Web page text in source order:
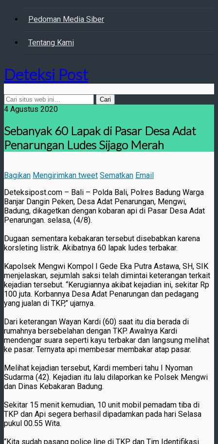
Pedoman Media Siber
Tentang Kami
Deteksi Post
4 Agustus 2020
Sebanyak 60 Lapak di Pasar Desa Adat
Penarungan Ludes Sijago Merah
Bagikan Mengirimkan tweet Sematkan Email
Deteksipost.com – Bali – Polda Bali, Polres Badung Warga
Banjar Dangin Peken, Desa Adat Penarungan, Mengwi,
Badung, dikagetkan dengan kobaran api di Pasar Desa Adat
Penarungan. selasa, (4/8).
Dugaan sementara kebakaran tersebut disebabkan karena
korsleting listrik. Akibatnya 60 lapak ludes terbakar.
Kapolsek Mengwi Kompol I Gede Eka Putra Astawa, SH, SIK
menjelaskan, sejumlah saksi telah dimintai keterangan terkait
kejadian tersebut. “Kerugiannya akibat kejadian ini, sekitar Rp
100 juta. Korbannya Desa Adat Penarungan dan pedagang
yang jualan di TKP,” ujarnya.
Dari keterangan Wayan Kardi (60) saat itu dia berada di
rumahnya bersebelahan dengan TKP. Awalnya Kardi
mendengar suara seperti kayu terbakar dan langsung melihat
ke pasar. Ternyata api membesar membakar atap pasar.
Melihat kejadian tersebut, Kardi memberi tahu I Nyoman
Sudarma (42). Kejadian itu lalu dilaporkan ke Polsek Mengwi
dan Dinas Kebakaran Badung.
Sekitar 15 menit kemudian, 10 unit mobil pemadam tiba di
TKP dan Api segera berhasil dipadamkan pada hari Selasa
pukul 00.55 Wita.
“Kita sudah pasang police line di TKP dan Tim Identifikasi